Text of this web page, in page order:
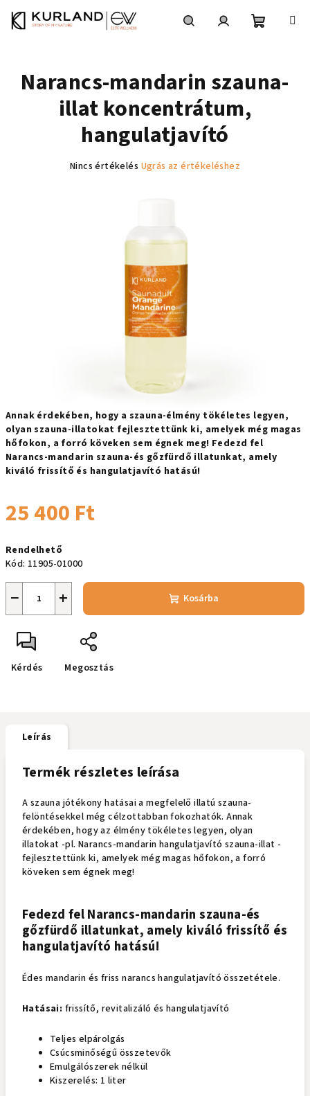
Annak érdekében, hogy a szauna-élmény tökéletes legyen,
olyan szauna-illatokat fejlesztettünk ki, amelyek még magas
hőfokon, a forró köveken sem égnek meg! Fedezd fel
Narancs-mandarin szauna-és gőzfürdő illatunkat, amely
kiváló frissítő és hangulatjavító hatású!
25 400 Ft
Rendelhető
Kód: 11905-01000
+
− Kosárba
Kérdés Megosztás
Narancs-mandarin szauna-
illat koncentrátum,
hangulatjavító
A
Nincs értékelés Ugrás az értékeléshez
Leírás
Termék részletes leírása
A szauna jótékony hatásai a megfelelő illatú szauna-
felöntésekkel még célzottabban fokozhatók. Annak
érdekében, hogy az élmény tökéletes legyen, olyan
illatokat -pl. Narancs-mandarin hangulatjavító szauna-illat -
fejlesztettünk ki, amelyek még magas hőfokon, a forró
köveken sem égnek meg!
Fedezd fel Narancs-mandarin szauna-és
gőzfürdő illatunkat, amely kiváló frissítő és
hangulatjavító hatású!
Édes mandarin és friss narancs hangulatjavító összetétele.
Hatásai: frissítő, revitalizáló és hangulatjavító
Teljes elpárolgás
Csúcsminőségű összetevők
Emulgálószerek nélkül
Kiszerelés: 1 liter